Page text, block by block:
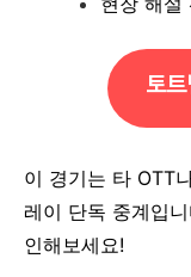
토
이 경기는 타 OTT
레이 단독 중계입
인해보세요!